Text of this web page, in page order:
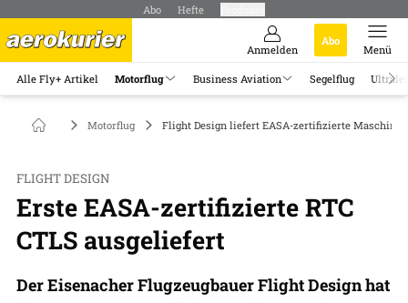
Abo Hefte
Anmelden
Abo
Menü
Alle Fly+ Artikel Motorflug Business Aviation Segelflug
Motorflug Flight Design liefert EASA-zertifizierte Maschine
FLIGHT DESIGN
Erste EASA-zertifizierte RTC
CTLS ausgeliefert
Der Eisenacher Flugzeugbauer Flight Design hat